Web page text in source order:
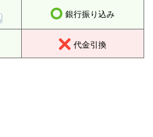
銀行振り込み
代金引換